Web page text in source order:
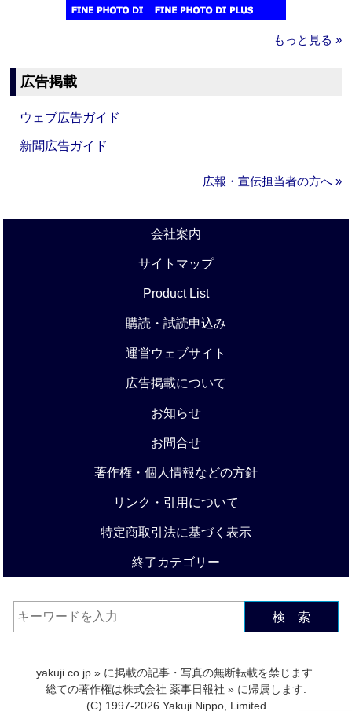
もっと見る »
広告掲載
ウェブ広告ガイド
新聞広告ガイド
広報・宣伝担当者の方へ »
会社案内
サイトマップ
Product List
購読・試読申込み
運営ウェブサイト
広告掲載について
お知らせ
お問合せ
著作権・個人情報などの方針
リンク・引用について
特定商取引法に基づく表示
終了カテゴリー
検 索
yakuji.co.jp » に掲載の記事・写真の無断転載を禁じます.
総ての著作権は株式会社 薬事日報社 » に帰属します.
(C) 1997-2026 Yakuji Nippo, Limited